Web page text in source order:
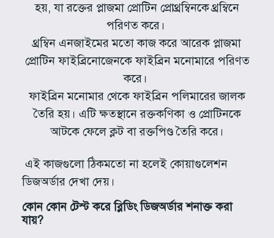
হয়, যা রক্তের প্লাজমা প্রোটিন প্রোথ্রম্বিনকে থ্রম্বিনে
পরিণত করে।
থ্রম্বিন এনজাইমের মতো কাজ করে আরেক প্লাজমা
প্রোটিন ফাইব্রিনোজেনকে ফাইব্রিন মনোমারে পরিণত
করে।
ফাইব্রিন মনোমার থেকে ফাইব্রিন পলিমারের জালক
তৈরি হয়। এটি ক্ষতস্থানে রক্তকণিকা ও প্রোটিনকে
আটকে ফেলে ক্লট বা রক্তপিণ্ড তৈরি করে।
এই কাজগুলো ঠিকমতো না হলেই কোয়াগুলেশন
ডিজঅর্ডার দেখা দেয়।
কোন কোন টেস্ট করে ব্লিডিং ডিজঅর্ডার শনাক্ত করা
যায়?